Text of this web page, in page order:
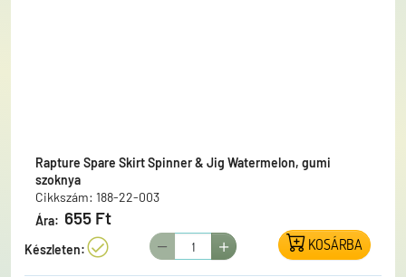
Rapture Spare Skirt Spinner & Jig Watermelon, gumi
szoknya
Cikkszám: 188-22-003
Ára: 655 Ft
Készleten: KOSÁRBA